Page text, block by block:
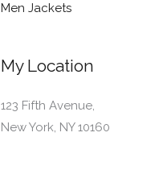
Men Jackets
My Location
123 Fifth Avenue,
New York, NY 10160